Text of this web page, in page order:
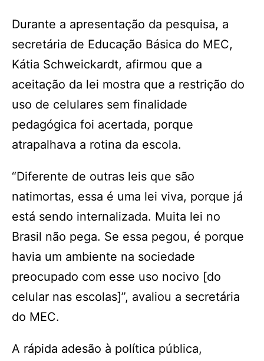
Durante a apresentação da pesquisa, a
secretária de Educação Básica do MEC,
Kátia Schweickardt, afirmou que a
aceitação da lei mostra que a restrição do
uso de celulares sem finalidade
pedagógica foi acertada, porque
atrapalhava a rotina da escola.
“Diferente de outras leis que são
natimortas, essa é uma lei viva, porque já
está sendo internalizada. Muita lei no
Brasil não pega. Se essa pegou, é porque
havia um ambiente na sociedade
preocupado com esse uso nocivo [do
celular nas escolas]”, avaliou a secretária
do MEC.
A rápida adesão à política pública,